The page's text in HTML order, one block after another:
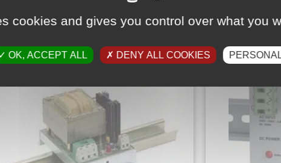
cookies and gives you control over what you
OK, ACCEPT ALL DENY ALL COOKIES